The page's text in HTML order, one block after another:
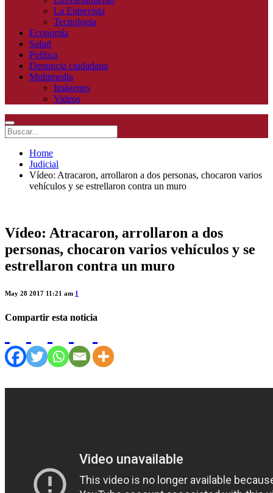
La Entrevista
Tecnologia
Economía
Salud
Política
Denuncia ciudadana
Multimedia
Imágenes
Videos
Home
Judicial
Vídeo: Atracaron, arrollaron a dos personas, chocaron varios
vehículos y se estrellaron contra un muro
Vídeo: Atracaron, arrollaron a dos
personas, chocaron varios vehículos y se
estrellaron contra un muro
May 28 2017 11:21 am 1
Compartir esta noticia